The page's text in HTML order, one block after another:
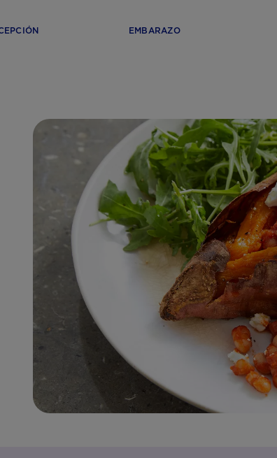
EMBARAZO